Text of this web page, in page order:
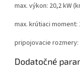
max. výkon: 20,2 kW
max. krútiaci moment:
pripojovacie rozmery:
Dodatočné